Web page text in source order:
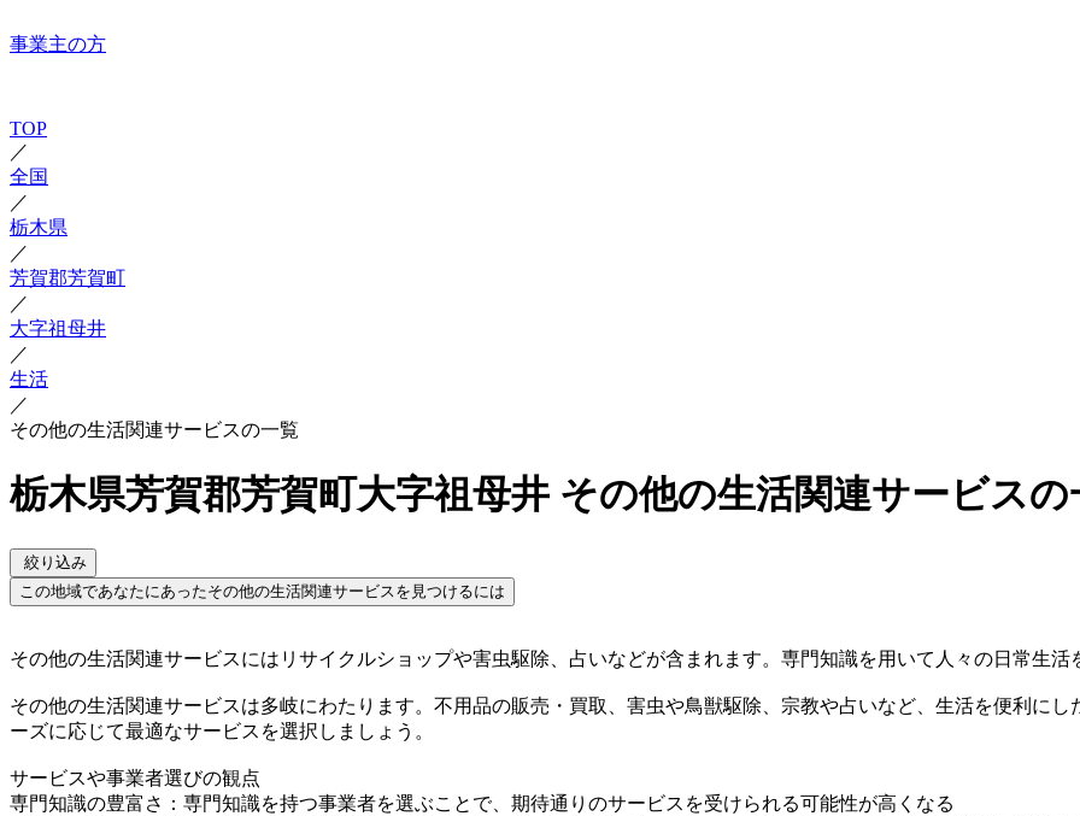
事業主の方
TOP
／
全国
／
栃木県
／
芳賀郡芳賀町
／
大字祖母井
／
生活
／
その他の生活関連サービスの一覧
栃木県芳賀郡芳賀町大字祖母井 その他の生活関連サービスの
絞り込み
この地域であなたにあったその他の生活関連サービスを見つけるには
その他の生活関連サービスにはリサイクルショップや害虫駆除、占いなどが含まれます。専門知識を用いて人々の日常生
その他の生活関連サービスは多岐にわたります。不用品の販売・買取、害虫や鳥獣駆除、宗教や占いなど、生活を便利に
ーズに応じて最適なサービスを選択しましょう。
サービスや事業者選びの観点
専門知識の豊富さ：専門知識を持つ事業者を選ぶことで、期待通りのサービスを受けられる可能性が高くなる